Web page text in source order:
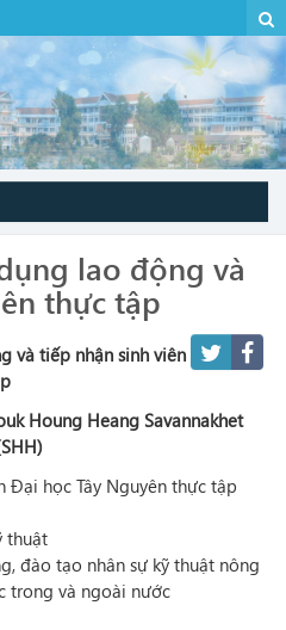
lao động và
thực tập
và tiếp nhận sinh viên
Houng Heang Savannakhet
Đại học Tây Nguyên thực tập
thuật
đào tạo nhân sự kỹ thuật nông
trong và ngoài nước